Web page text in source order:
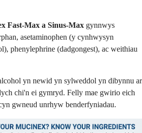
Fast-Max a Sinus-Max gynnwys
asetaminophen (y cynhwysyn
phenylephrine (dadgongest), ac weithiau
yn newid yn sylweddol yn dibynnu ar
chi'n ei gymryd. Felly mae gwirio eich
gwneud unrhyw benderfyniadau.